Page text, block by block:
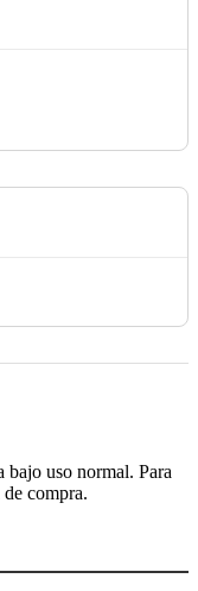
bajo uso normal. Para
compra.